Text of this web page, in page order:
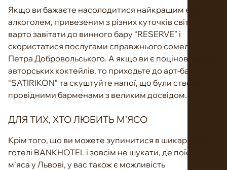
Якщо ви бажаєте насолодитися найкращим елітним
алкоголем, привезеним з різних куточків світу, то
варто завітати до винного бару “RESERVE” і
скористатися послугами справжнього сомел’є
Петра Добровольського. А якщо ви є поціновувачем
авторських коктейлів, то приходьте до арт-бару
“SATIRIKON” та скуштуйте напої, що були створені
провідними барменами з великим досвідом.
ДЛЯ ТИХ, ХТО ЛЮБИТЬ М’ЯСО
Крім того, що ви можете зупинитися в шикарному
готелі BANKHOTEL і зовсім не шукати, де поїсти
м’яса у Львові, у вас також є можливість